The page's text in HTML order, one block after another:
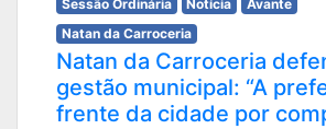
Sessão Ordinária
Notícia
Avante
Natan da Carroceria
Natan da Carroceria
gestão municipal: “A
frente da cidade por